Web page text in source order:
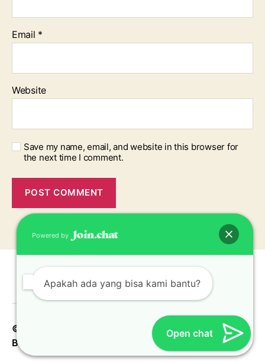
Email *
Website
Save my name, email, and website in this browser for
the next time I comment.
© 2026
Konveksi Topi Jakarta Bekasi Depok
Bogor
Up ↑
Powered by
Apakah ada yang bisa kami bantu?
Open chat